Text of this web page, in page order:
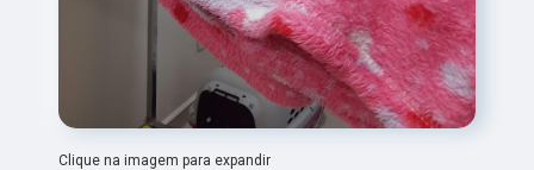
Clique na imagem para expandir